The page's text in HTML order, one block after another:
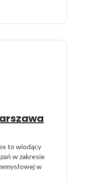
to wiodący
w zakresie
w